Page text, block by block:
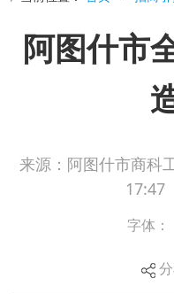
阿图什市
来源：阿图什市商科
17:47
字体：
项目建设地点：阿图
克州资源